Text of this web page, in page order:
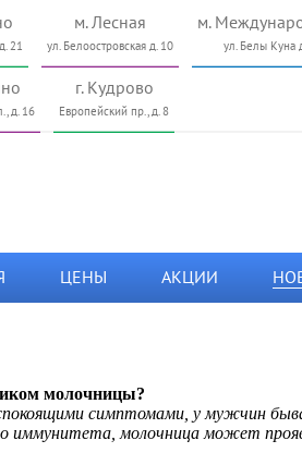
21
м. Лесная
ул. Белоостровская д. 10
м.
ул. Белы Куна
д. 16
г. Кудрово
Европейский пр., д. 8
ЦЕНЫ АКЦИИ
молочницы?
симптомами, у мужчин
иммунитета, молочница может